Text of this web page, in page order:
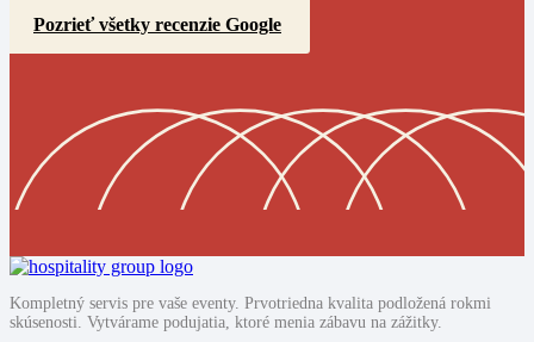
Pozrieť všetky recenzie Google
Kompletný servis pre vaše eventy. Prvotriedna kvalita podložená rokmi
skúsenosti. Vytvárame podujatia, ktoré menia zábavu na zážitky.